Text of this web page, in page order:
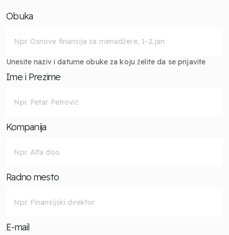
Obuka
Unesite naziv i datume obuke za koju želite da se prijavite
Ime i Prezime
Kompanija
Radno mesto
E-mail